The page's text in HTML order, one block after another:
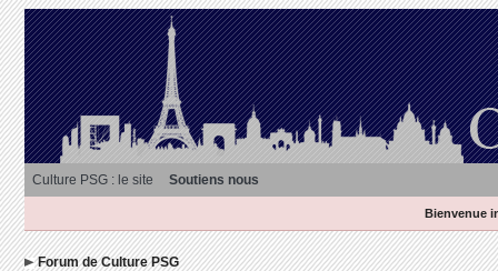
Culture PSG : le site Soutiens nous
Bienvenue
Forum de Culture PSG